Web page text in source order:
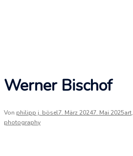
Werner Bischof
Von philipp j. bösel7. März 20247. Mai 2025art,
photography